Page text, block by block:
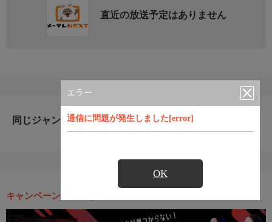
エラー
通信に問題が発生しました[error]
OK
直近の放送予定はありません
同じジャンルのおすすめ番組
キャンペーン・お得な情報